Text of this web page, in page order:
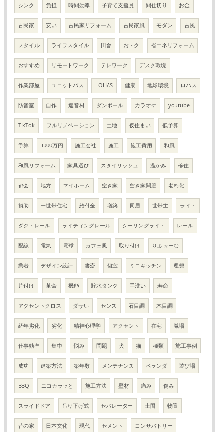
シンク 負担 時間効率 子育て支援員 間仕切り お金
古民家 安い 古民家リフォーム 古民家風 モダン 古風
スタイル ライフスタイル 田舎 おトク 省エネリフォーム
おすすめ リモートワーク テレワーク デスク環境
作業部屋 ユニットバス LOHAS 健康 地球環境 ロハス
防音室 自作 遮音材 ダンボール カラオケ youtube
TIkTok フルリノベーション 土地 仮住まい 低予算
予算 1000万円 施工会社 施工 施工費用 和風
和風リフォーム 家具選び スタイリッシュ 温かみ 移住
都会 地方 マイホーム 空き家 空き家問題 老朽化
補助 一世帯住宅 給付金 増築 同居 世帯主 ライト
ダクトレール ライティングレール シーリングライト レール
配線 電気 電球 カフェ風 取り付け りふぉーむ
業者 デザイン設計 書斎 個室 ミニキッチン 理想
片付け 革命 機能 貯水タンク 手洗い 寿命
アクセントクロス ダサい センス 石目調 木目調
経年劣化 劣化 精神心理学 アクセント 在宅 職場
仕事効率 集中 悩み 問題 犬 猫 種類 施工事例
成功 建築方法 築年数 メンテナンス ベランダ 遊び場
BBQ エコカラッと 施工方法 壁材 痛み 傷み
スライドドア 吊り下げ式 セパレーター 土間 物置
昔の家 日本文化 現代 セメント コンサバトリー